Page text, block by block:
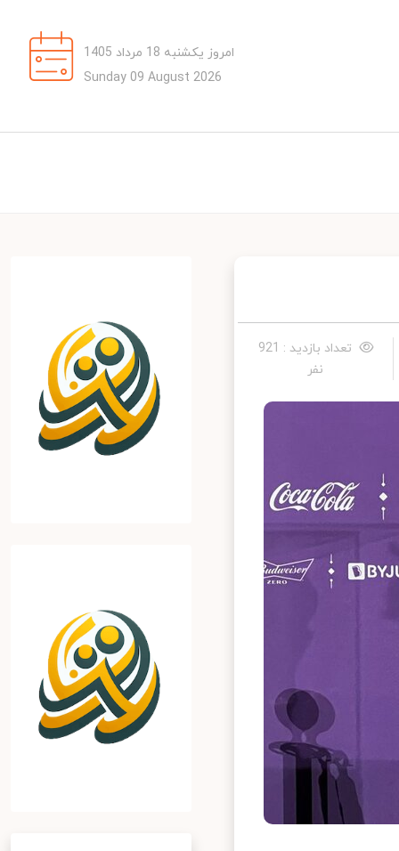
امروز یکشنبه 18 مرداد 1405
Sunday 09 August 2026
تعداد بازدید : 921
نفر